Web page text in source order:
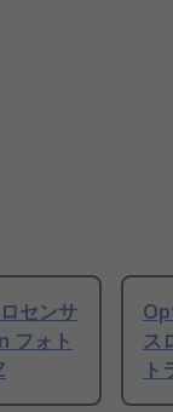
センサ
フォト
ス